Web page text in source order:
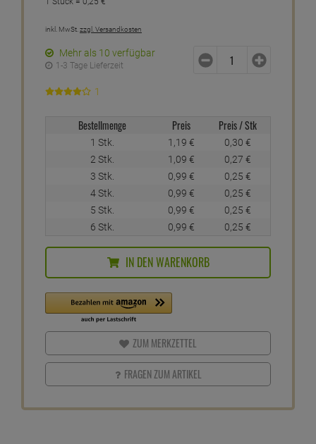
inkl. MwSt.zzgl. Versandkosten
Mehr als 10 verfügbar
1-3 Tage Lieferzeit
1
Bestellmenge Preis Preis / Stk
1 Stk. 1,19 € 0,30 €
2 Stk.
1,09 € 0,27 €
3 Stk.
0,99 € 0,25 €
4 Stk.
0,99 € 0,25 €
5 Stk.
0,99 € 0,25 €
6 Stk.
0,99 € 0,25 €
IN DEN WARENKORB
ZUM MERKZETTEL
FRAGEN ZUM ARTIKEL